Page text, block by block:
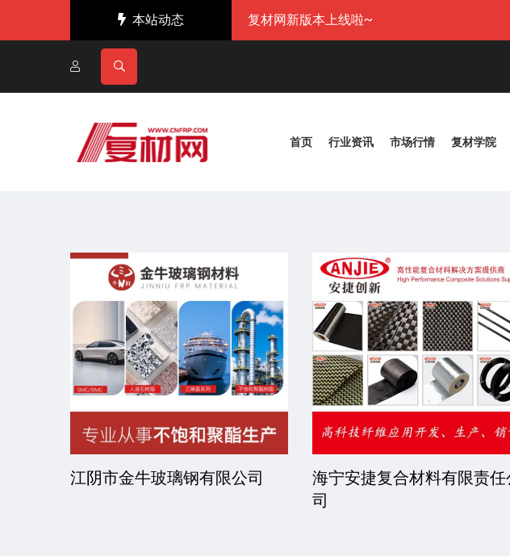
本站动态 复材网新版本上线啦~
首页 行业资讯 市场行情 复材学院
江阴市金牛玻璃钢有限公司
海宁安捷复合材料有限责任
司